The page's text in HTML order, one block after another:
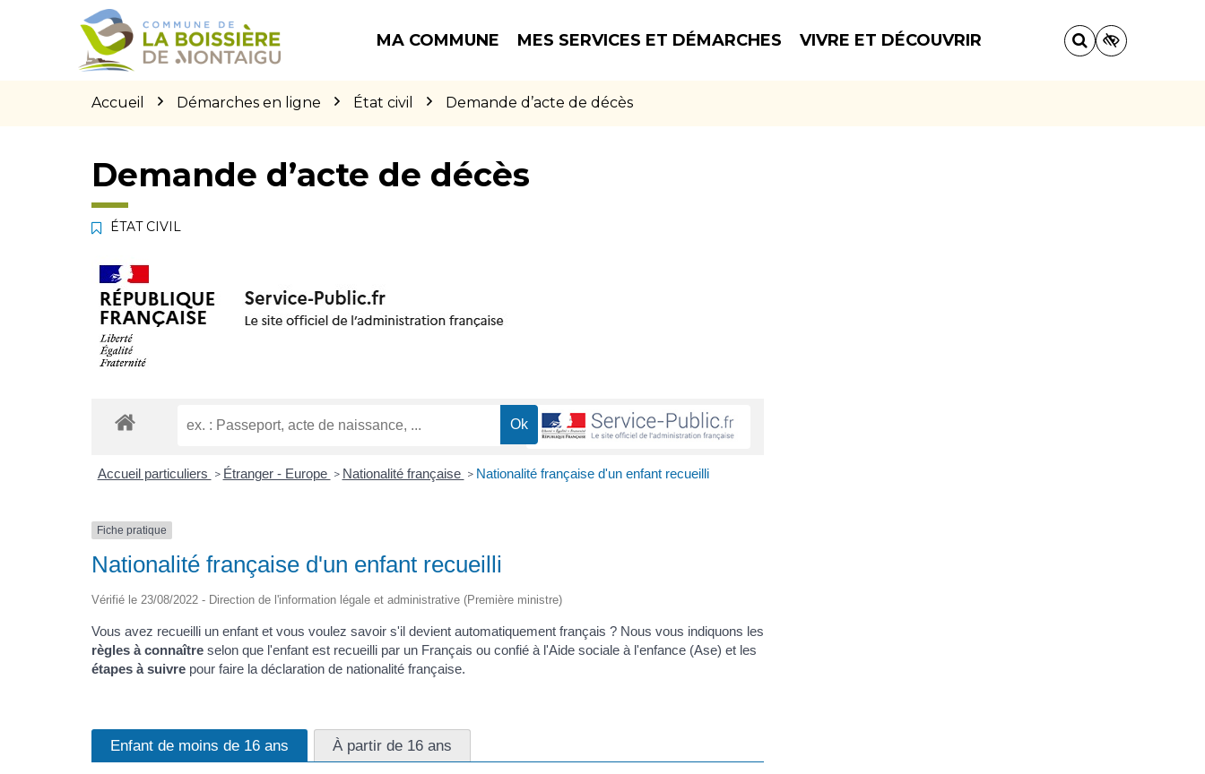
Gestion des traceurs
MA COMMUNE MES SERVICES ET DÉMARCHES VIVRE ET DÉCOUVRIR
Accueil Démarches en ligne État civil Demande d’acte de décès
Demande d’acte de décès
ÉTAT CIVIL
Accueil particuliers > Étranger - Europe > Nationalité française > Nationalité française d'un enfant recueilli
Fiche pratique
Nationalité française d'un enfant recueilli
Vérifié le 23/08/2022 - Direction de l'information légale et administrative (Première ministre)
Vous avez recueilli un enfant et vous voulez savoir s'il devient automatiquement français ? Nous vous indiquons les
règles à connaître selon que l'enfant est recueilli par un Français ou confié à l'Aide sociale à l'enfance (Ase) et les
étapes à suivre pour faire la déclaration de nationalité française.
Enfant de moins de 16 ans À partir de 16 ans